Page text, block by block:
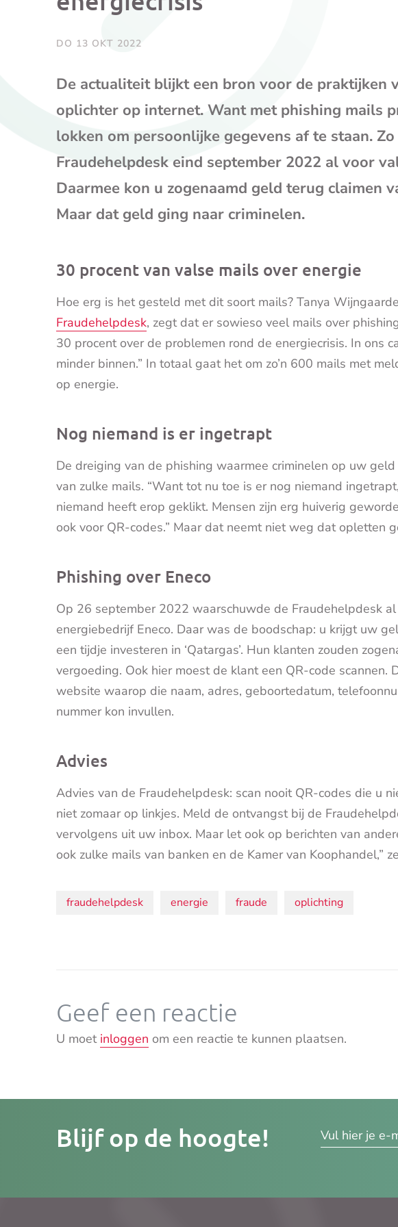
DO 13 OKT 2022
De actualiteit blijkt een bron voor de praktijken
oplichter op internet. Want met phishing mails
lokken om persoonlijke gegevens af te staan.
Fraudehelpdesk eind september 2022 al voor
Daarmee kon u zogenaamd geld terug claimen
Maar dat geld ging naar criminelen.
30 procent van valse mails over energie
Hoe erg is het gesteld met dit soort mails? Tanya
Fraudehelpdesk, zegt dat er sowieso veel mails over
30 procent over de problemen rond de energiecrisis. In ons
minder binnen.” In totaal gaat het om zo’n 600 mails met
op energie.
Nog niemand is er ingetrapt
De dreiging van de phishing waarmee criminelen op uw
van zulke mails. “Want tot nu toe is er nog niemand
niemand heeft erop geklikt. Mensen zijn erg huiverig
ook voor QR-codes.” Maar dat neemt niet weg dat opletten
Phishing over Eneco
Op 26 september 2022 waarschuwde de Fraudehelpdesk
energiebedrijf Eneco. Daar was de boodschap: u krijgt uw
een tijdje investeren in ‘Qatargas’. Hun klanten zouden
vergoeding. Ook hier moest de klant een QR-code scannen.
website waarop die naam, adres, geboortedatum,
nummer kon invullen.
Advies
Advies van de Fraudehelpdesk: scan nooit QR-codes die u
niet zomaar op linkjes. Meld de ontvangst bij de
vervolgens uit uw inbox. Maar let ook op berichten van
ook zulke mails van banken en de Kamer van Koophandel,”
Onderwerpen:
fraudehelpdesk energie fraude oplichting
Geef een reactie
U moet inloggen om een reactie te kunnen plaatsen.
Blijf op de hoogte!